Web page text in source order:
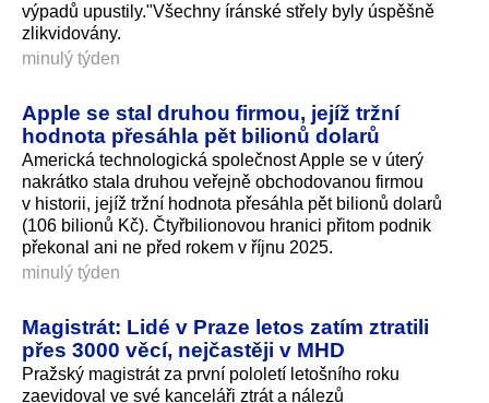
výpadů upustily."Všechny íránské střely byly úspěšně
zlikvidovány.
minulý týden
Apple se stal druhou firmou, jejíž tržní
hodnota přesáhla pět bilionů dolarů
Americká technologická společnost Apple se v úterý
nakrátko stala druhou veřejně obchodovanou firmou
v historii, jejíž tržní hodnota přesáhla pět bilionů dolarů
(106 bilionů Kč). Čtyřbilionovou hranici přitom podnik
překonal ani ne před rokem v říjnu 2025.
minulý týden
Magistrát: Lidé v Praze letos zatím ztratili
přes 3000 věcí, nejčastěji v MHD
Pražský magistrát za první pololetí letošního roku
zaevidoval ve své kanceláři ztrát a nálezů